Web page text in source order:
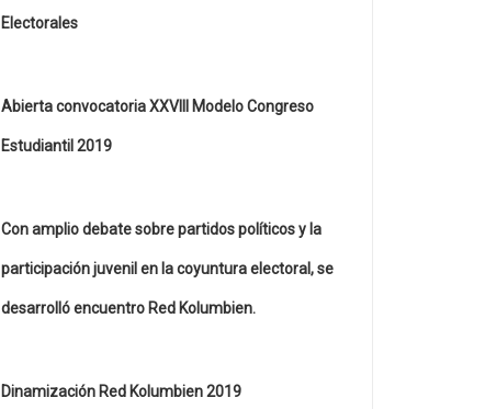
Electorales
Abierta convocatoria XXVIII Modelo Congreso
Estudiantil 2019
Con amplio debate sobre partidos políticos y la
participación juvenil en la coyuntura electoral, se
desarrolló encuentro Red Kolumbien.
Dinamización Red Kolumbien 2019